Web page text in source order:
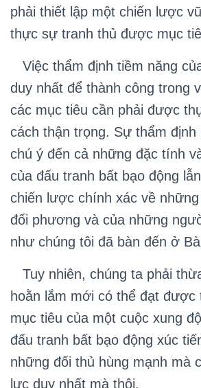
phải thiết lập một chiến lược
thực sự tranh thủ được mục
Việc thẩm định tiềm năng
duy nhất để thành công trong
các mục tiêu cần phải được
cách thận trọng. Sự thẩm định
chú ý đến cả những đặc tính
của đấu tranh bất bạo động
chiến lược chính xác về
đối phương và của những
như chúng tôi đã bàn đến ở
Tuy nhiên, chúng ta phải
hoằn lắm mới có thể đạt được
mục tiêu của một cuộc xung
đấu tranh bất bạo động xúc
những đối thủ hùng mạnh mà
lực duy nhất mà thôi.